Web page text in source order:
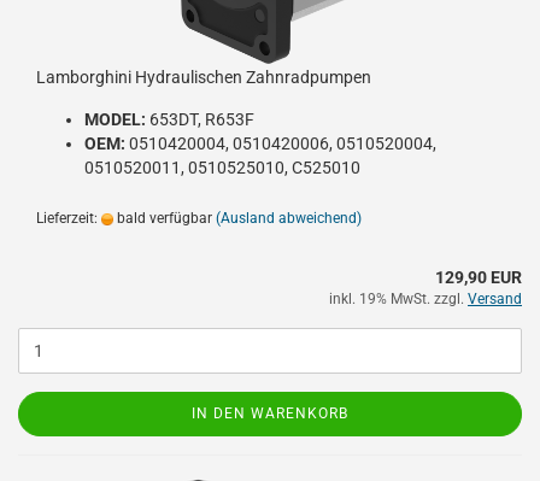
Lamborghini Hydraulischen Zahnradpumpen
MODEL: 653DT, R653F
OEM: 0510420004, 0510420006, 0510520004,
0510520011, 0510525010, C525010
Lieferzeit: bald verfügbar (Ausland abweichend)
129,90 EUR
inkl. 19% MwSt. zzgl. Versand
IN DEN WARENKORB